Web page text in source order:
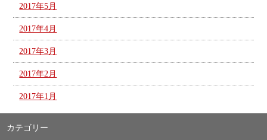
2017年5月
2017年4月
2017年3月
2017年2月
2017年1月
カテゴリー